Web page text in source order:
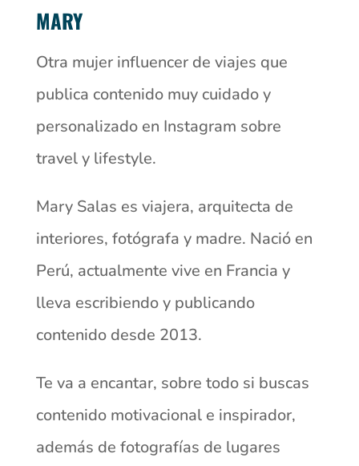
MARY
Otra mujer influencer de viajes que
publica contenido muy cuidado y
personalizado en Instagram sobre
travel y lifestyle.
Mary Salas es viajera, arquitecta de
interiores, fotógrafa y madre. Nació en
Perú, actualmente vive en Francia y
lleva escribiendo y publicando
contenido desde 2013.
Te va a encantar, sobre todo si buscas
contenido motivacional e inspirador,
además de fotografías de lugares